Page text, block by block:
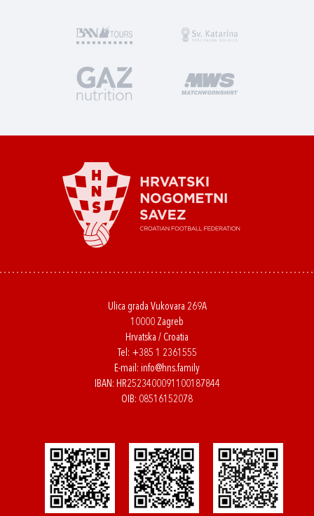
Ulica grada Vukovara 269A
10000 Zagreb
Hrvatska / Croatia
Tel: +385 1 2361555
E-mail: info@hns.family
IBAN: HR2523400091100187844
OIB: 08516152078